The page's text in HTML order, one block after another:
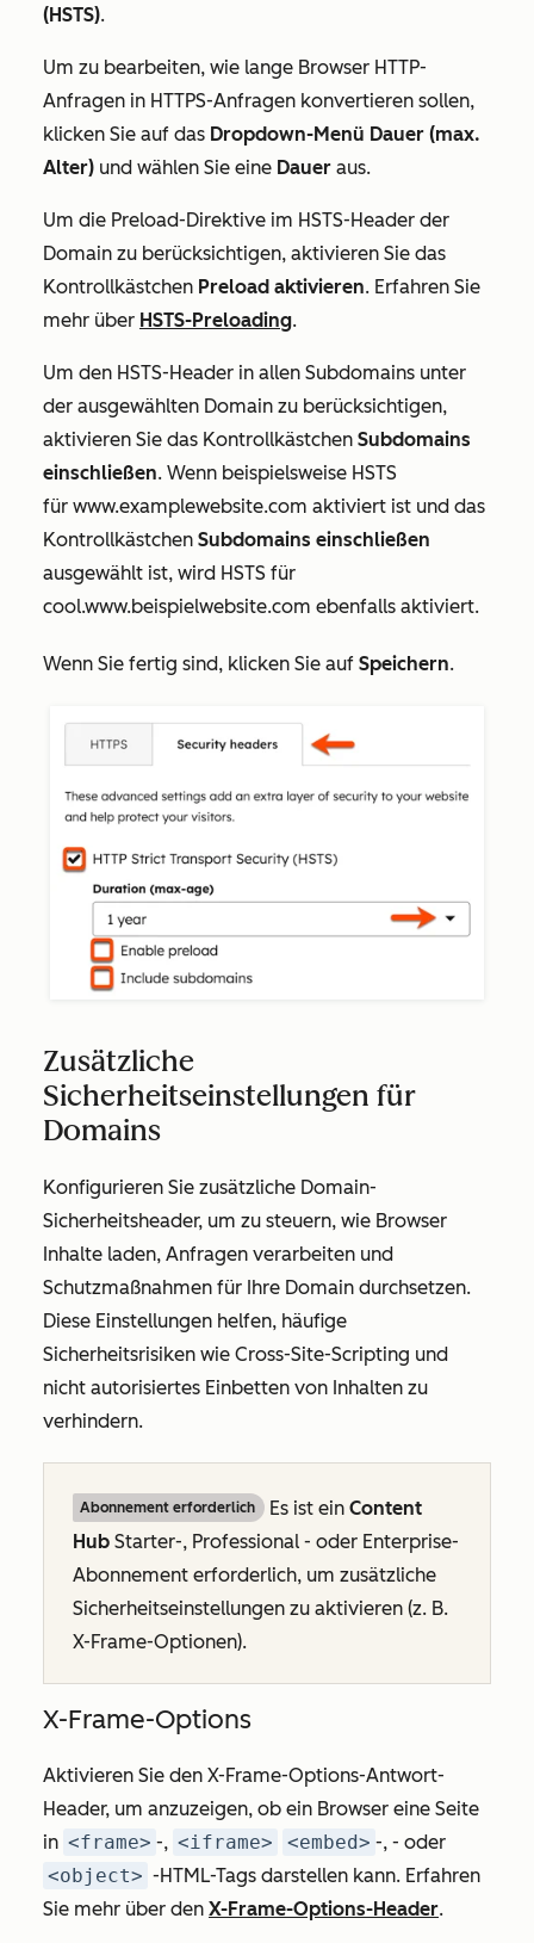
(HSTS).
Um zu bearbeiten, wie lange Browser HTTP-
Anfragen in HTTPS-Anfragen konvertieren sollen,
klicken Sie auf das Dropdown-Menü Dauer (max.
Alter) und wählen Sie eine Dauer aus.
Um die Preload-Direktive im HSTS-Header der
Domain zu berücksichtigen, aktivieren Sie das
Kontrollkästchen Preload aktivieren. Erfahren Sie
mehr über HSTS-Preloading.
Um den HSTS-Header in allen Subdomains unter
der ausgewählten Domain zu berücksichtigen,
aktivieren Sie das Kontrollkästchen Subdomains
einschließen. Wenn beispielsweise HSTS
für www.examplewebsite.com aktiviert ist und das
Kontrollkästchen Subdomains einschließen
ausgewählt ist, wird HSTS für
cool.www.beispielwebsite.com ebenfalls aktiviert.
Wenn Sie fertig sind, klicken Sie auf Speichern.
Zusätzliche
Sicherheitseinstellungen für
Domains
Konfigurieren Sie zusätzliche Domain-
Sicherheitsheader, um zu steuern, wie Browser
Inhalte laden, Anfragen verarbeiten und
Schutzmaßnahmen für Ihre Domain durchsetzen.
Diese Einstellungen helfen, häufige
Sicherheitsrisiken wie Cross-Site-Scripting und
nicht autorisiertes Einbetten von Inhalten zu
verhindern.
Abonnement erforderlich Es ist ein Content
Hub Starter-, Professional - oder Enterprise-
Abonnement erforderlich, um zusätzliche
Sicherheitseinstellungen zu aktivieren (z. B.
X-Frame-Optionen).
X-Frame-Options
Aktivieren Sie den X-Frame-Options-Antwort-
Header, um anzuzeigen, ob ein Browser eine Seite
in <frame> -, <iframe> <embed> -, - oder
<object> -HTML-Tags darstellen kann. Erfahren
Sie mehr über den X-Frame-Options-Header.